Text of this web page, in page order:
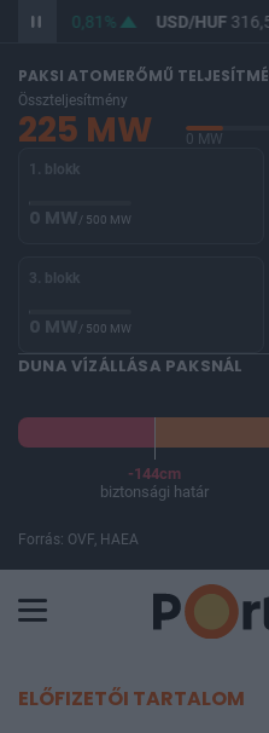
364,65 0,81% USD/HUF
PAKSI ATOMERŐMŰ
Összteljesítmény
225 MW 0 MW
1. blokk
0 MW/ 500 MW
3. blokk
0 MW/ 500 MW
DUNA VÍZÁLLÁSA PAKSNÁL
-144cm
biztonsági határ
Forrás: OVF, HAEA
ELŐFIZETŐI TARTALOM